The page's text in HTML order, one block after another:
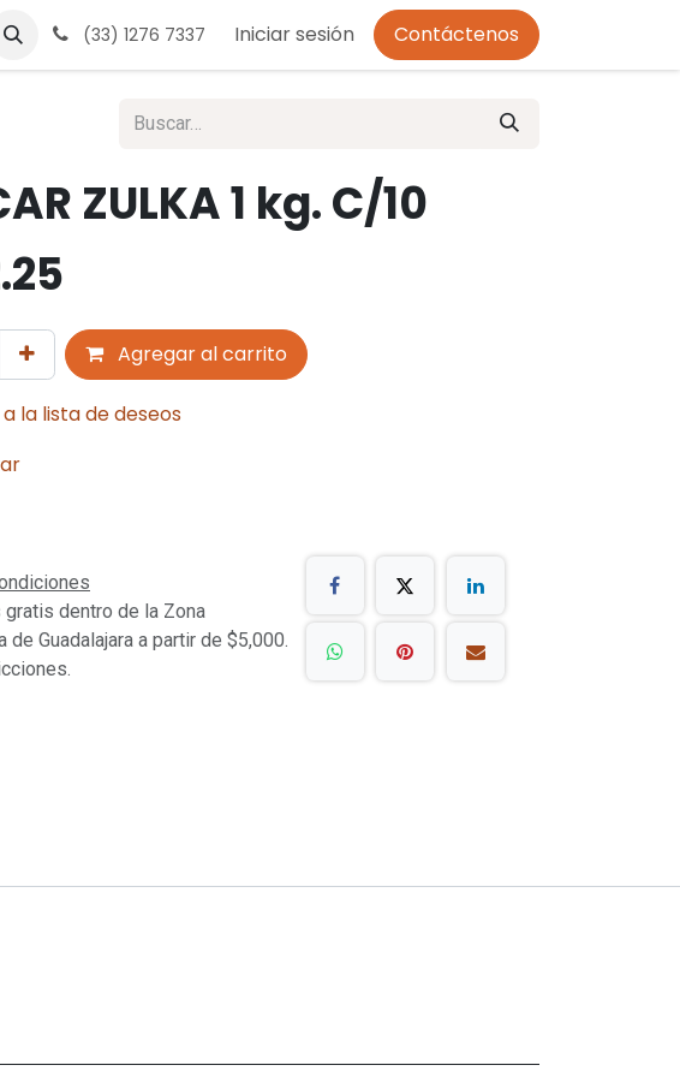
Aviso de Privacidad
(33) 1276 7337 Iniciar sesión Contáctenos
ZULKA 1 kg. C/10
Agregar al carrito
la lista de deseos
gratis dentro de la Zona
de Guadalajara a partir de $5,000.